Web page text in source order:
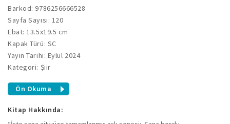
Barkod: 9786256666528
Sayfa Sayısı: 120
Ebat: 13.5x19.5 cm
Kapak Türü: SC
Yayın Tarihi: Eylül 2024
Kategori: Şiir
Ön Okuma
Kitap Hakkında: